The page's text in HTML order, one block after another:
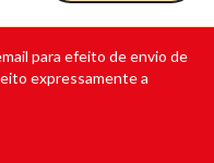
para efeito de envio de
expressamente a